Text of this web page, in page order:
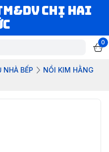
CHỊ HAI
0
NHÀ BẾP
NỒI KIM HẰNG